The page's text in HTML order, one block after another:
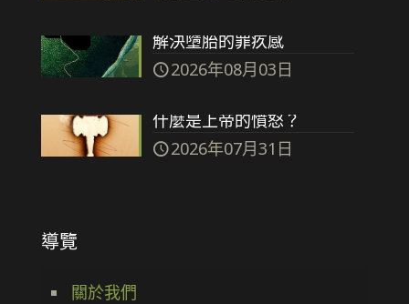
解決墮胎的罪疚感
2026年08月03日
什麼是上帝的憤怒？
2026年07月31日
導覽
關於我們